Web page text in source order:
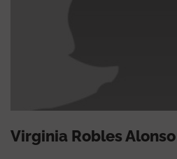
Virginia Robles Alonso